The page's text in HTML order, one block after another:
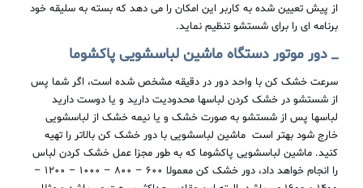
از پیش تعیین شده به کاربر این امکان را می دهد که بسته به سلیقه خود
برنامه ای را برای شستشو تنظیم نماید.
_ دور موتور دستگاه ماشین لباسشویی پاکشوما
سرعت خشک کن با واحد دور در دقیقه مشخص شده است، اگر شما پس
از شستشو در خشک کردن لباسها محدودیت دارید و یا دوست دارید
لباسها پس از شستشو به صورت خشک و یا نیمه خشک از لباسشویی
خارج شود بهتر است ماشین لباسشویی با دور خشک کن بالاتر را تهیه
کنید. ماشین لباسشویی پاکشوما که به طور مجزا عمل خشک کردن لباس
را انجام خواهد داد، دور خشک کن معمولا ۶۰۰ – ۸۰۰ – ۱۰۰۰ – ۱۲۰۰ –